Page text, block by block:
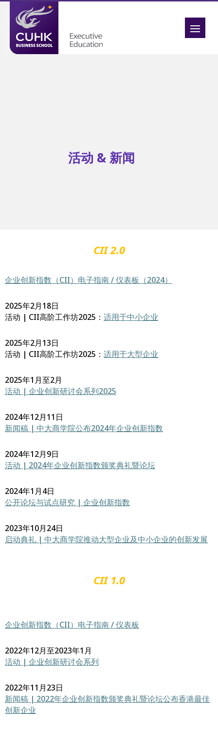
活动 & 新闻
CII 2.0
企业创新指数（CII）电子指南 / 仪表板（2024）
2025年2月18日
活动 | CII高阶工作坊2025： 适用于中小企业
2025年2月13日
活动 | CII高阶工作坊2025： 适用于大型企业
2025年1月至2月
活动 | 企业创新研讨会系列2025
2024年12月11日
新闻稿 | 中大商学院公布2024年企业创新指数
2024年12月9日
活动 | 2024年企业创新指数颁奖典礼暨论坛
2024年1月4日
公开论坛与试点研究 | 企业创新指数
2023年10月24日
启动典礼 | 中大商学院推动大型企业及中小企业的创新发展
CII 1.0
企业创新指数（CII）电子指南 / 仪表板
2022年12月至2023年1月
活动 | 企业创新研讨会系列
2022年11月23日
新闻稿 | 2022年企业创新指数颁奖典礼暨论坛公布香港最佳
创新企业